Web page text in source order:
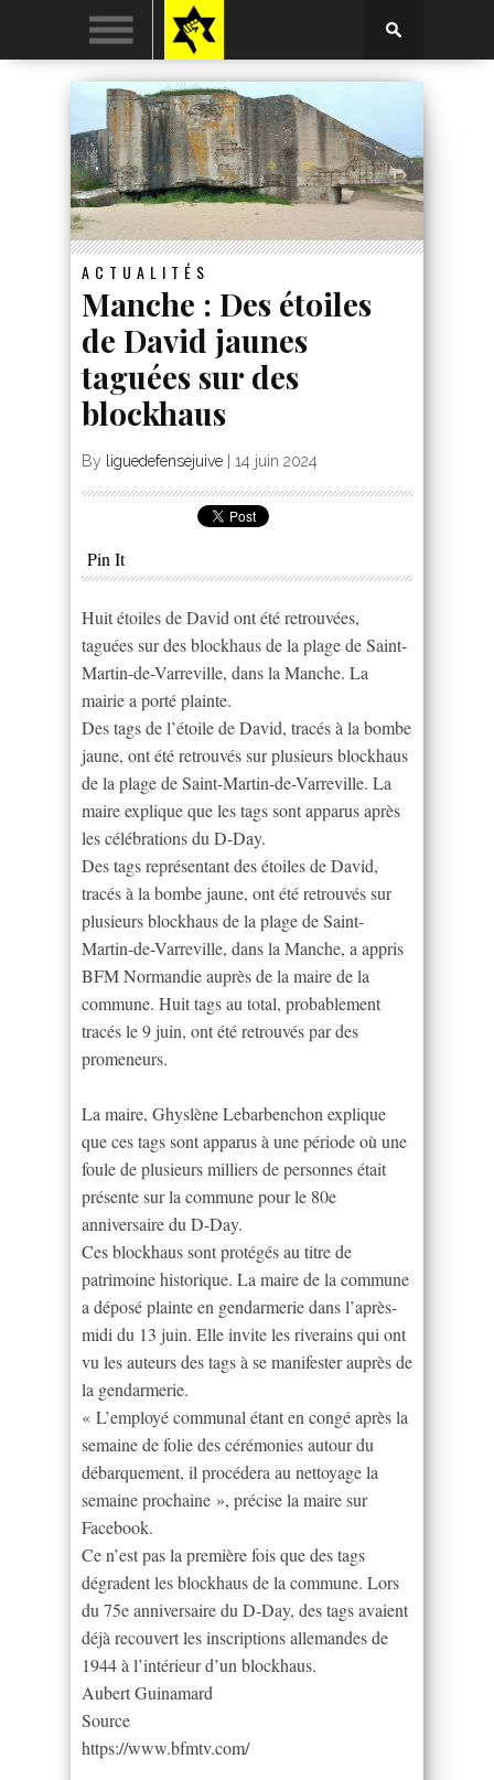
ACTUALITÉS
Manche : Des étoiles
de David jaunes
taguées sur des
blockhaus
By liguedefensejuive 14 juin 2024
Pin It
Huit étoiles de David ont été retrouvées,
taguées sur des blockhaus de la plage de Saint-
Martin-de-Varreville, dans la Manche. La
mairie a porté plainte.
Des tags de l’étoile de David, tracés à la bombe
jaune, ont été retrouvés sur plusieurs blockhaus
de la plage de Saint-Martin-de-Varreville. La
maire explique que les tags sont apparus après
les célébrations du D-Day.
Des tags représentant des étoiles de David,
tracés à la bombe jaune, ont été retrouvés sur
plusieurs blockhaus de la plage de Saint-
Martin-de-Varreville, dans la Manche, a appris
BFM Normandie auprès de la maire de la
commune. Huit tags au total, probablement
tracés le 9 juin, ont été retrouvés par des
promeneurs.
La maire, Ghyslène Lebarbenchon explique
que ces tags sont apparus à une période où une
foule de plusieurs milliers de personnes était
présente sur la commune pour le 80e
anniversaire du D-Day.
Ces blockhaus sont protégés au titre de
patrimoine historique. La maire de la commune
a déposé plainte en gendarmerie dans l’après-
midi du 13 juin. Elle invite les riverains qui ont
vu les auteurs des tags à se manifester auprès de
la gendarmerie.
« L’employé communal étant en congé après la
semaine de folie des cérémonies autour du
débarquement, il procédera au nettoyage la
semaine prochaine », précise la maire sur
Facebook.
Ce n’est pas la première fois que des tags
dégradent les blockhaus de la commune. Lors
du 75e anniversaire du D-Day, des tags avaient
déjà recouvert les inscriptions allemandes de
1944 à l’intérieur d’un blockhaus.
Aubert Guinamard
Source
https://www.bfmtv.com/